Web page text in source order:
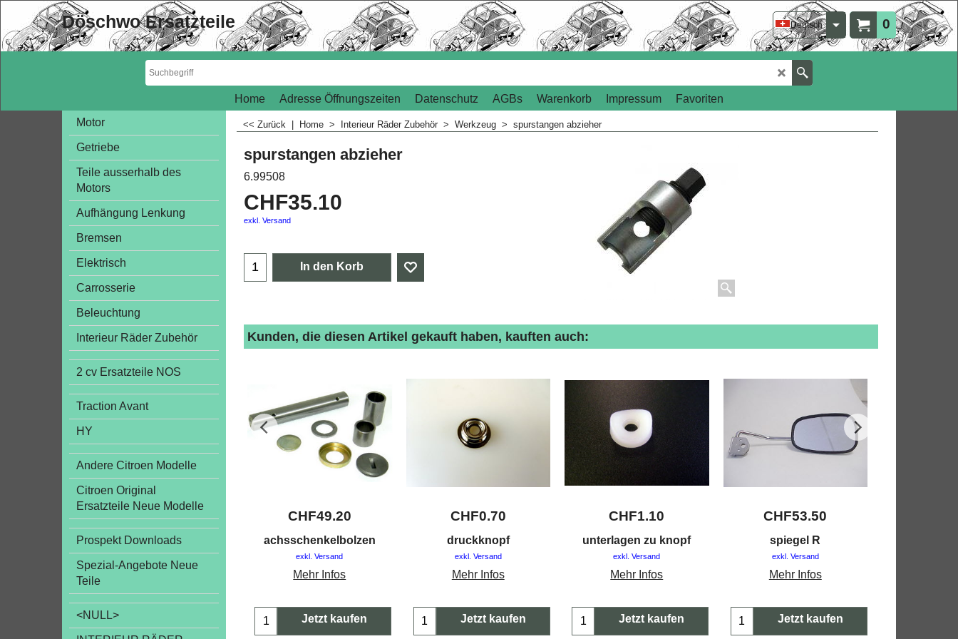
0
Deutsch
Döschwo Ersatzteile
Home Adresse Öffnungszeiten Datenschutz AGBs Warenkorb Impressum
Favoriten
Motor
Getriebe
Teile ausserhalb des
Motors
Aufhängung Lenkung
Bremsen
Elektrisch
Carrosserie
Beleuchtung
Interieur Räder Zubehör
2 cv Ersatzteile NOS
Traction Avant
HY
Andere Citroen Modelle
Citroen Original
Ersatzteile Neue Modelle
Prospekt Downloads
Spezial-Angebote Neue
Teile
<NULL>
<< Zurück Home > Interieur Räder Zubehör > Werkzeug > spurstangen abzieher
spurstangen abzieher
6.99508
CHF35.10
exkl. Versand
In den Korb
Kunden, die diesen Artikel gekauft haben, kauften auch:
CHF49.20
achsschenkelbolzen
exkl. Versand
Mehr Infos
Jetzt kaufen
CHF0.70
druckknopf
exkl. Versand
Mehr Infos
Jetzt kaufen
CHF1.10
unterlagen zu knopf
exkl. Versand
Mehr Infos
Jetzt kaufen
CHF53.50
spiegel R
exkl. Versand
Mehr Infos
Jetzt kaufen